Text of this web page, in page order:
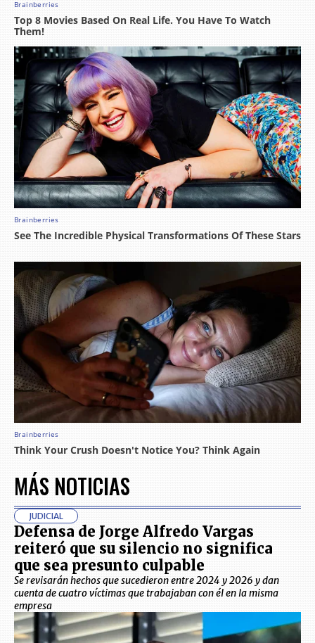
MÁS NOTICIAS
JUDICIAL
Defensa de Jorge Alfredo Vargas
reiteró que su silencio no significa
que sea presunto culpable
Se revisarán hechos que sucedieron entre 2024 y 2026 y dan
cuenta de cuatro víctimas que trabajaban con él en la misma
empresa